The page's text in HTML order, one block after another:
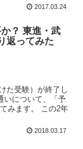
2017.03.24
？ 東進・武
返ってみた
た受験）が終了し
いについて、「予
みます。 この2年
2018.03.17